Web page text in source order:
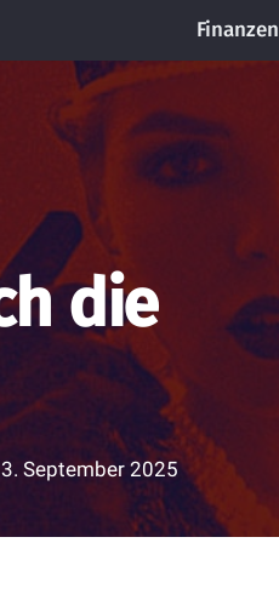
Finanzen
die
3. September 2025